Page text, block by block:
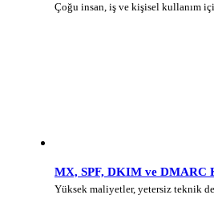
Çoğu insan, iş ve kişisel kullanım
MX, SPF, DKIM ve DMARC
Yüksek maliyetler, yetersiz teknik